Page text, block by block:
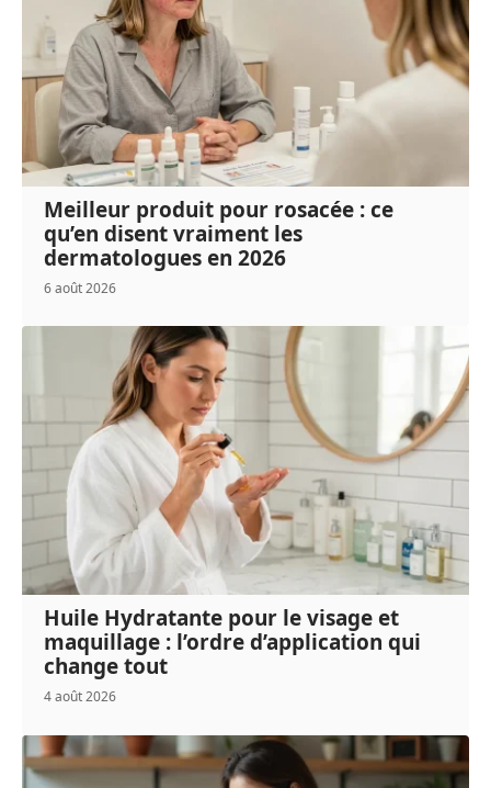
Meilleur produit pour rosacée : ce
qu’en disent vraiment les
dermatologues en 2026
6 août 2026
Huile Hydratante pour le visage et
maquillage : l’ordre d’application qui
change tout
4 août 2026